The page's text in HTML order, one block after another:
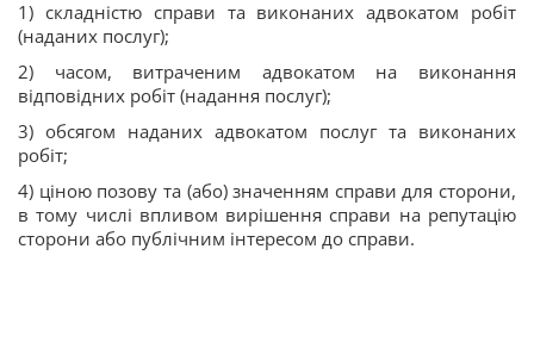
1) складністю справи та виконаних адвокатом робіт
(наданих послуг);
2) часом, витраченим адвокатом на виконання
відповідних робіт (надання послуг);
3) обсягом наданих адвокатом послуг та виконаних
робіт;
4) ціною позову та (або) значенням справи для сторони,
в тому числі впливом вирішення справи на репутацію
сторони або публічним інтересом до справи.